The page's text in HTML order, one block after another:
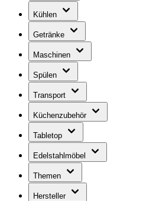
Kühlen
Getränke
Maschinen
Spülen
Transport
Küchenzubehör
Tabletop
Edelstahlmöbel
Themen
Hersteller